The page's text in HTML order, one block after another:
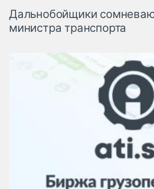
Дальнобойщики
министра транспорта